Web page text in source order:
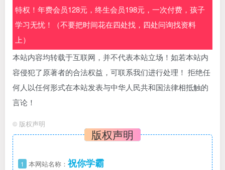
特权！年费会员128元，终生会员198元，一次付费，孩子
学习无忧！（不要把时间花在四处找，四处问询找资料
上）
本站内容均转载于互联网，并不代表本站立场！如若本站内
容侵犯了原著者的合法权益，可联系我们进行处理！ 拒绝任
何人以任何形式在本站发表与中华人民共和国法律相抵触的
言论！
© 版权声明
版权声明
1 本网站名称： 祝你学霸